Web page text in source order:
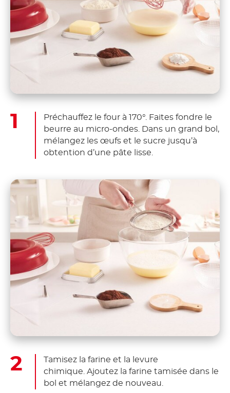
Préchauffez le four à 170°. Faites fondre le
beurre au micro-ondes. Dans un grand bol,
mélangez les œufs et le sucre jusqu’à
obtention d’une pâte lisse.
Tamisez la farine et la levure
chimique. Ajoutez la farine tamisée dans le
bol et mélangez de nouveau.